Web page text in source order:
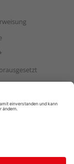
Datenschutz